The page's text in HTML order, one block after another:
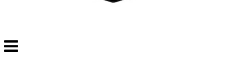
Veksle
navigasjon